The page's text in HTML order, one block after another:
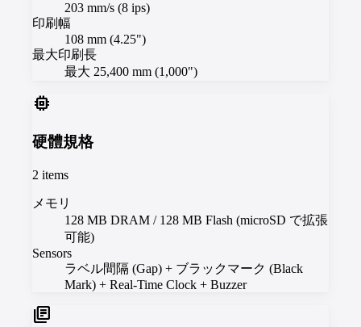
203 mm/s (8 ips)
印刷幅
108 mm (4.25")
最大印刷長
最大 25,400 mm (1,000")
memory
硬體規格
2 items
メモリ
128 MB DRAM / 128 MB Flash (microSD で拡張
可能)
Sensors
ラベル間隔 (Gap) + ブラックマーク (Black
Mark) + Real-Time Clock + Buzzer
library_books